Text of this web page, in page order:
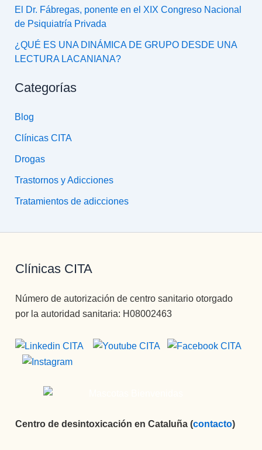
El Dr. Fábregas, ponente en el XIX Congreso Nacional
de Psiquiatría Privada
¿QUÉ ES UNA DINÁMICA DE GRUPO DESDE UNA
LECTURA LACANIANA?
Categorías
Blog
Clínicas CITA
Drogas
Trastornos y Adicciones
Tratamientos de adicciones
Clínicas CITA
Número de autorización de centro sanitario otorgado
por la autoridad sanitaria: H08002463
Centro de desintoxicación en Cataluña (contacto)